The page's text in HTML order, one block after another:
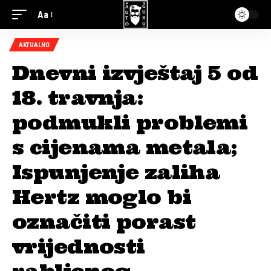
Aa
AKTUALNO
Dnevni izvještaj 5 od
18. travnja:
podmukli problemi
s cijenama metala;
Ispunjenje zaliha
Hertz moglo bi
označiti porast
vrijednosti